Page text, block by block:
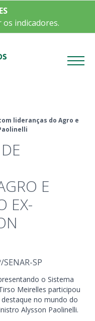
indicadores.
lideranças do Agro e
E
EX-
SENAR-SP
o Sistema
Meirelles participou
no mundo do
Alysson Paolinelli.